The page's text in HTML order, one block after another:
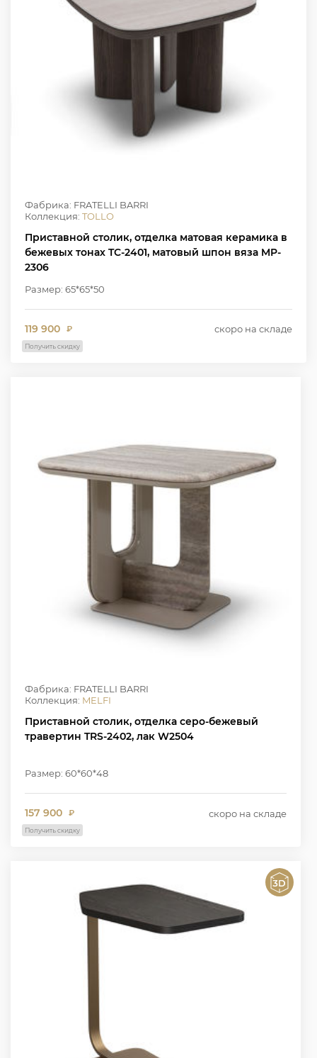
Фабрика: FRATELLI BARRI
Коллекция: TOLLO
Приставной столик, отделка матовая керамика в
бежевых тонах TC-2401, матовый шпон вяза MP-
2306
Размер: 65*65*50
119 900 ₽ скоро на складе
Получить скидку
Фабрика: FRATELLI BARRI
Коллекция: MELFI
Приставной столик, отделка серо-бежевый
травертин TRS-2402, лак W2504
Размер: 60*60*48
157 900 ₽ скоро на складе
Получить скидку